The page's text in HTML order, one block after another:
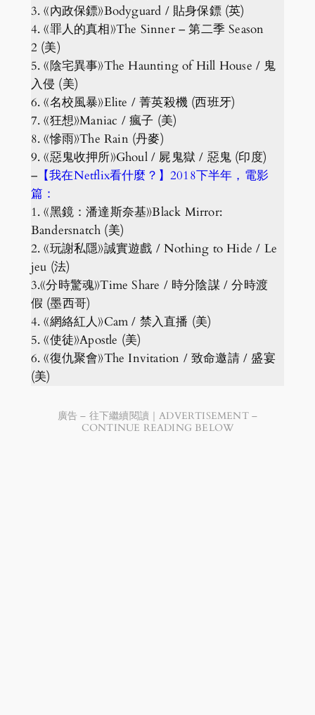
3. 《內政保鏢》Bodyguard / 貼身保鏢 (英)
4. 《罪人的真相》The Sinner – 第二季 Season
2 (美)
5. 《陰宅異事》The Haunting of Hill House / 鬼
入侵 (美)
6. 《名校風暴》Elite / 菁英殺機 (西班牙)
7. 《狂想》Maniac / 瘋子 (美)
8. 《慘雨》The Rain (丹麥)
9. 《惡鬼收押所》Ghoul / 屍鬼獄 / 惡鬼 (印度)
– 【我在Netflix看什麼？】2018下半年，電影
篇：
1. 《黑鏡：潘達斯奈基》Black Mirror:
Bandersnatch (美)
2. 《玩謝私隱》誠實遊戲 / Nothing to Hide / Le
jeu (法)
3.《分時驚魂》Time Share / 時分陰謀 / 分時渡
假 (墨西哥)
4. 《網絡紅人》Cam / 禁入直播 (美)
5. 《使徒》Apostle (美)
6. 《復仇聚會》The Invitation / 致命邀請 / 盛宴
(美)
廣告 – 往下繼續閱讀｜ADVERTISEMENT –
CONTINUE READING BELOW